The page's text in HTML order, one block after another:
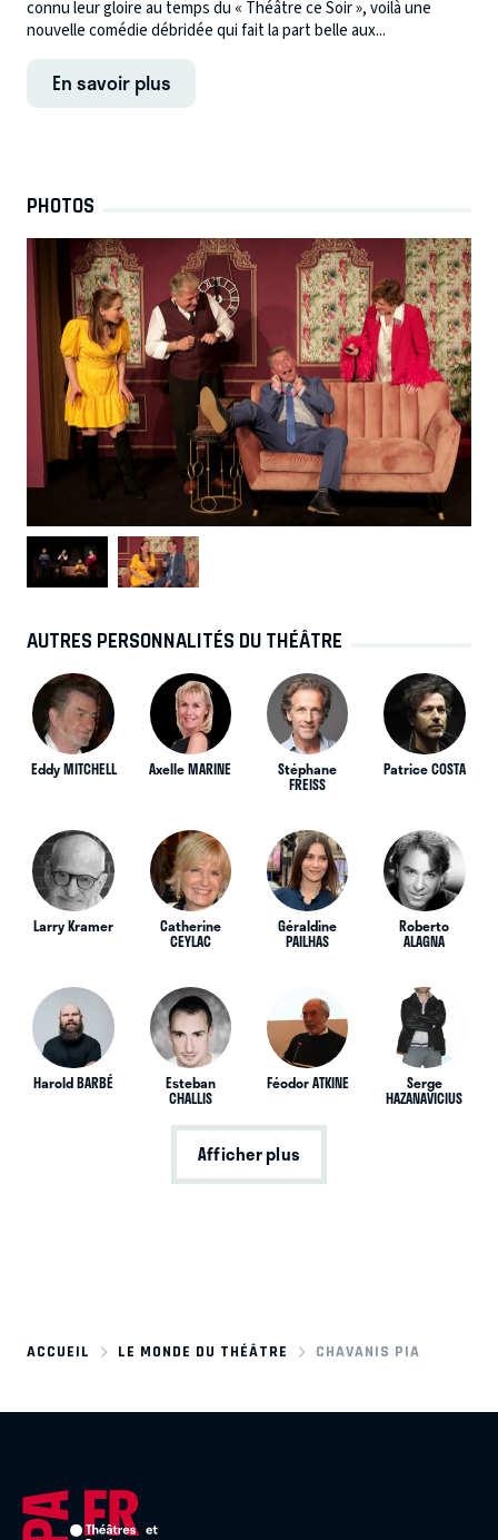
connu leur gloire au temps du « Théâtre ce Soir », voilà une
nouvelle comédie débridée qui fait la part belle aux...
En savoir plus
PHOTOS
AUTRES PERSONNALITÉS DU THÉÂTRE
Eddy MITCHELL Axelle MARINE Stéphane
FREISS
Patrice COSTA
Larry Kramer Catherine
CEYLAC
Géraldine
PAILHAS
Roberto
ALAGNA
Harold BARBÉ Esteban
CHALLIS
Féodor ATKINE Serge
HAZANAVICIUS
Afficher plus
ACCUEIL LE MONDE DU THÉÂTRE CHAVANIS PIA